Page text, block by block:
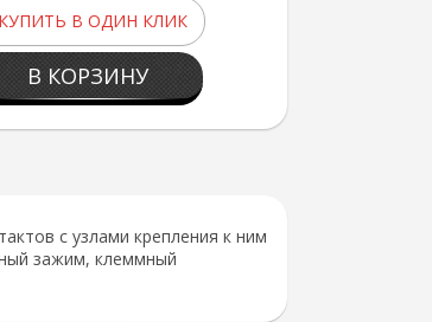
КУПИТЬ В ОДИН КЛИК
В КОРЗИНУ
с узлами крепления к ним
зажим, клеммный